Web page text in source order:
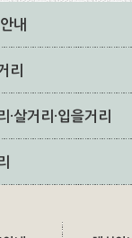
내
리
·살거리·입을거리